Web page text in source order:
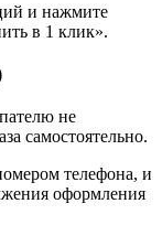
и нажмите
в 1 клик».
не
самостоятельно.
телефона, и
оформления